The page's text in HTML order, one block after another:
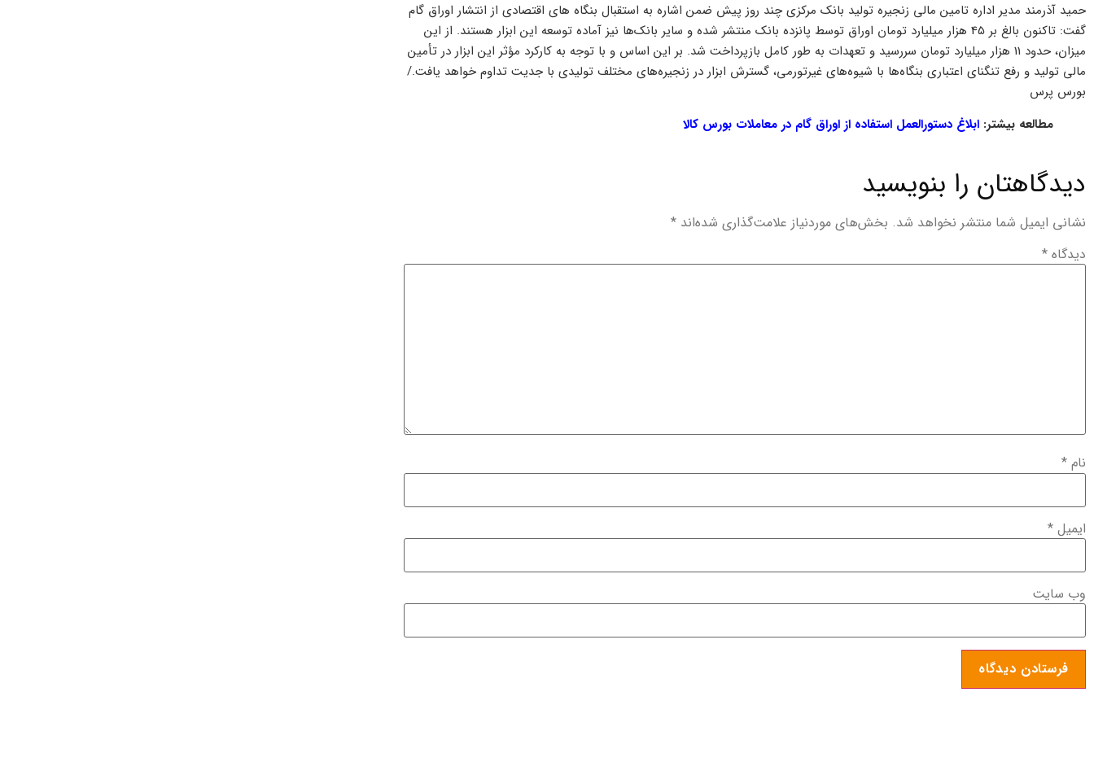
حمید آذرمند مدیر اداره تامین مالی زنجیره تولید بانک مرکزی چند روز پیش ضمن اشاره به استقبال بنگاه های اقتصادی از انتشار اوراق گام
گفت: تاکنون بالغ بر 45 هزار میلیارد تومان اوراق توسط پانزده بانک منتشر شده و سایر بانک‌ها نیز آماده توسعه این ابزار هستند. از این
میزان، حدود 11 هزار میلیارد تومان سررسید و تعهدات به طور کامل بازپرداخت شد. بر این اساس و با توجه به کارکرد مؤثر این ابزار در تأمین
مالی تولید و رفع تنگنای اعتباری بنگاه‌ها با شیوه‌های غیرتورمی، گسترش ابزار در زنجیره‌های مختلف تولیدی با جدیت تداوم خواهد یافت./
بورس پرس
مطالعه بیشتر: ابلاغ دستورالعمل استفاده از اوراق گام در معاملات بورس کالا
دیدگاهتان را بنویسید
نشانی ایمیل شما منتشر نخواهد شد. بخش‌های موردنیاز علامت‌گذاری شده‌اند *
دیدگاه *
نام *
ایمیل *
وب‌ سایت